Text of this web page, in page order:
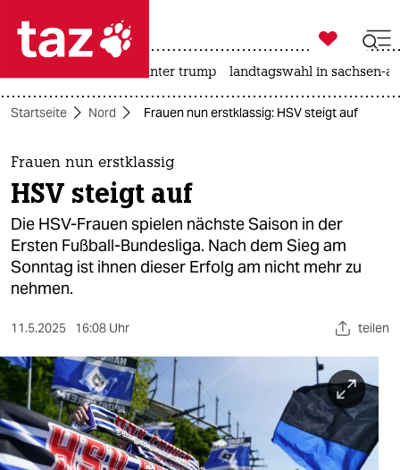
 taz zahl ich
taz zahl ich
themen
politik
öko
gesellschaft
kultur
sport
berlin
nord

taz zahl ich
usa unter trump landtagswahl in sachsen-
Startseite Nord Frauen nun erstklassig: HSV steigt auf
Frauen nun erstklassig
HSV steigt auf
Die HSV-Frauen spielen nächste Saison in der
Ersten Fußball-Bundesliga. Nach dem Sieg am
Sonntag ist ihnen dieser Erfolg am nicht mehr zu
nehmen.
11.5.2025 16:08 Uhr teilen